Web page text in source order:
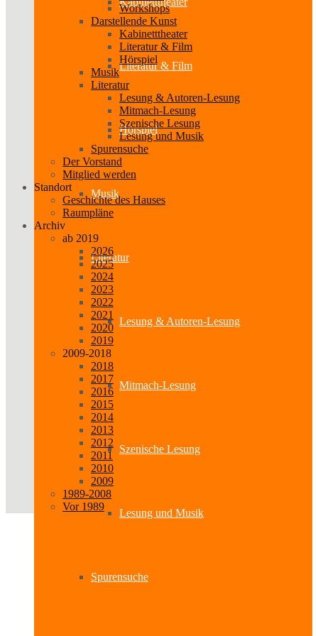
Literatur & Film
Hörspiel
Musik
Literatur
Lesung & Autoren-Lesung
Mitmach-Lesung
Szenische Lesung
Lesung und Musik
Spurensuche
Workshops
Darstellende Kunst
Kabinetttheater
Literatur & Film
Hörspiel
Musik
Literatur
Lesung & Autoren-Lesung
Mitmach-Lesung
Szenische Lesung
Lesung und Musik
Spurensuche
Der Vorstand
Mitglied werden
Standort
Geschichte des Hauses
Raumpläne
Archiv
ab 2019
2026
2025
2024
2023
2022
2021
2020
2019
2009-2018
2018
2017
2016
2015
2014
2013
2012
2011
2010
2009
1989-2008
Vor 1989